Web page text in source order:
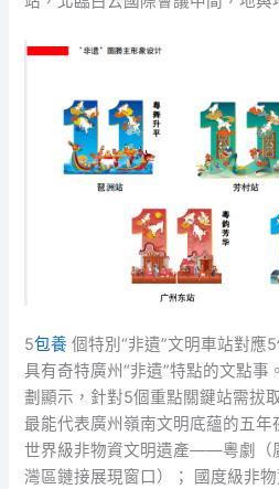
5包養 個特別“非遺”文明車站對應
具有奇特廣州“非遺”特點的文點事
劃顯示，針對5個重點關鍵站需拔
最能代表廣州嶺南文明底蘊的五年
世界級非物資文明遺產——粵劇
灣區鏈接展現窗口）； 國度級非